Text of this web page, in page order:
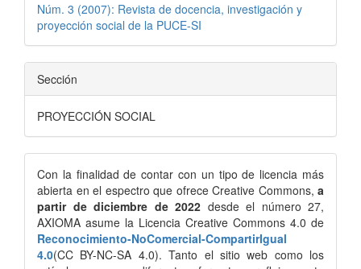
Núm. 3 (2007): Revista de docencia, investigación y
proyección social de la PUCE-SI
Sección
PROYECCIÓN SOCIAL
Con la finalidad de contar con un tipo de licencia más
abierta en el espectro que ofrece Creative Commons, a
partir de diciembre de 2022 desde el número 27,
AXIOMA asume la Licencia Creative Commons 4.0 de
Reconocimiento-NoComercial-CompartirIgual
4.0(CC BY-NC-SA 4.0). Tanto el sitio web como los